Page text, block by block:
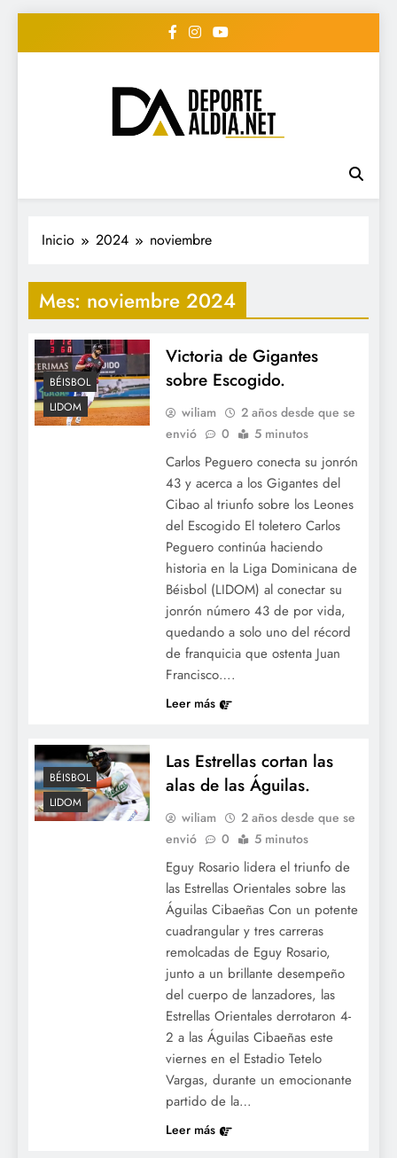
• DEPORTE AL DIA •
"Periodico Deportivo
Digital"
#deportealdiard #deportealdiaperiodico
Inicio 2024 noviembre
Mes: noviembre 2024
BÉISBOL
LIDOM
Victoria de Gigantes
sobre Escogido.
wiliam
2 años desde que se
envió
0 5 minutos
Carlos Peguero conecta su jonrón
43 y acerca a los Gigantes del
Cibao al triunfo sobre los Leones
del Escogido El toletero Carlos
Peguero continúa haciendo
historia en la Liga Dominicana de
Béisbol (LIDOM) al conectar su
jonrón número 43 de por vida,
quedando a solo uno del récord
de franquicia que ostenta Juan
Francisco….
Leer más
BÉISBOL
LIDOM
Las Estrellas cortan las
alas de las Águilas.
wiliam
2 años desde que se
envió
0 5 minutos
Eguy Rosario lidera el triunfo de
las Estrellas Orientales sobre las
Águilas Cibaeñas Con un potente
cuadrangular y tres carreras
remolcadas de Eguy Rosario,
junto a un brillante desempeño
del cuerpo de lanzadores, las
Estrellas Orientales derrotaron 4-
2 a las Águilas Cibaeñas este
viernes en el Estadio Tetelo
Vargas, durante un emocionante
partido de la…
Leer más